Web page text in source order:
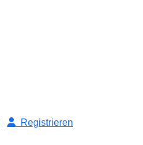
Registrieren